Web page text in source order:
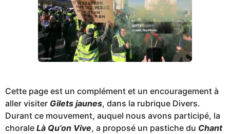
Cette page est un complément et un encouragement à
aller visiter Gilets jaunes, dans la rubrique Divers.
Durant ce mouvement, auquel nous avons participé, la
chorale Là Qu’on Vive, a proposé un pastiche du Chant